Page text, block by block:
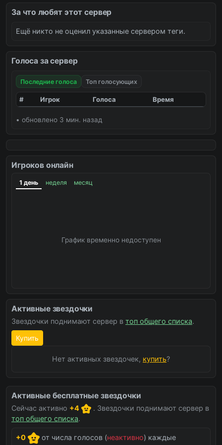
За что любят этот сервер
Ещё никто не оценил указанные сервером теги.
Голоса за сервер
Последние голоса Топ голосующих
# Игрок Голоса Время
• обновлено 3 мин. назад
Игроков онлайн
1 день неделя месяц
График временно недоступен
Активные звездочки
Звездочки поднимают сервер в топ общего списка.
Купить
Нет активных звездочек, купить?
Активные бесплатные звездочки
Сейчас активно +4
. Звездочки поднимают сервер в
топ общего списка.
+0 от числа голосов (неактивно) каждые